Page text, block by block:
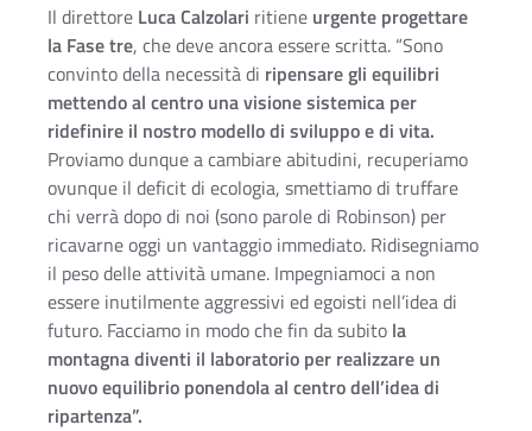
Il direttore Luca Calzolari ritiene urgente progettare
la Fase tre, che deve ancora essere scritta. “Sono
convinto della necessità di ripensare gli equilibri
mettendo al centro una visione sistemica per
ridefinire il nostro modello di sviluppo e di vita.
Proviamo dunque a cambiare abitudini, recuperiamo
ovunque il deficit di ecologia, smettiamo di truffare
chi verrà dopo di noi (sono parole di Robinson) per
ricavarne oggi un vantaggio immediato. Ridisegniamo
il peso delle attività umane. Impegniamoci a non
essere inutilmente aggressivi ed egoisti nell’idea di
futuro. Facciamo in modo che fin da subito la
montagna diventi il laboratorio per realizzare un
nuovo equilibrio ponendola al centro dell’idea di
ripartenza”.